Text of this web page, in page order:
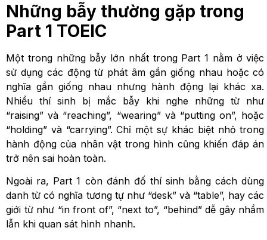
Những bẫy thường gặp trong
Part 1 TOEIC
Một trong những bẫy lớn nhất trong Part 1 nằm ở việc
sử dụng các động từ phát âm gần giống nhau hoặc có
nghĩa gần giống nhau nhưng hành động lại khác xa.
Nhiều thí sinh bị mắc bẫy khi nghe những từ như
“raising” và “reaching”, “wearing” và “putting on”, hoặc
“holding” và “carrying”. Chỉ một sự khác biệt nhỏ trong
hành động của nhân vật trong hình cũng khiến đáp án
trở nên sai hoàn toàn.
Ngoài ra, Part 1 còn đánh đố thí sinh bằng cách dùng
danh từ có nghĩa tương tự như “desk” và “table”, hay các
giới từ như “in front of”, “next to”, “behind” dễ gây nhầm
lẫn khi quan sát hình nhanh.